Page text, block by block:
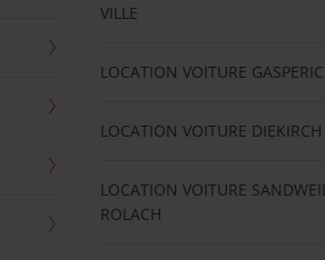
VILLE
LOCATION VOITURE
LOCATION VOITURE DIEKIRCH
LOCATION VOITURE
ROLACH